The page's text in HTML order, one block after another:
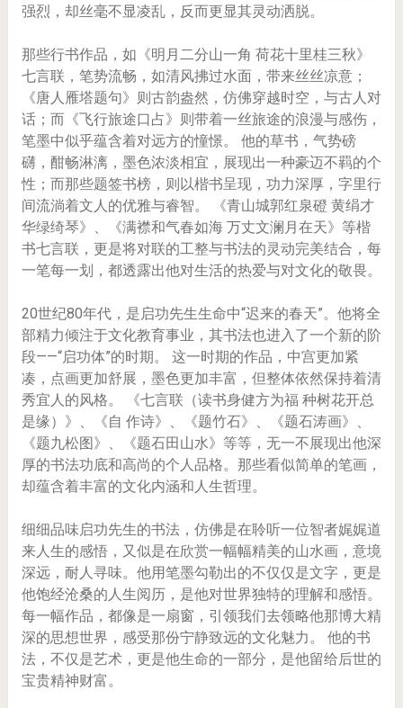
强烈，却丝毫不显凌乱，反而更显其灵动洒脱。
那些行书作品，如《明月二分山一角 荷花十里桂三秋》
七言联，笔势流畅，如清风拂过水面，带来丝丝凉意；
《唐人雁塔题句》则古韵盎然，仿佛穿越时空，与古人对
话；而《飞行旅途口占》则带着一丝旅途的浪漫与感伤，
笔墨中似乎蕴含着对远方的憧憬。 他的草书，气势磅
礴，酣畅淋漓，墨色浓淡相宜，展现出一种豪迈不羁的个
性；而那些题签书榜，则以楷书呈现，功力深厚，字里行
间流淌着文人的优雅与睿智。 《青山城郭红泉磴 黄绢才
华绿绮琴》、《满襟和气春如海 万丈文澜月在天》等楷
书七言联，更是将对联的工整与书法的灵动完美结合，每
一笔每一划，都透露出他对生活的热爱与对文化的敬畏。
20世纪80年代，是启功先生生命中“迟来的春天”。他将全
部精力倾注于文化教育事业，其书法也进入了一个新的阶
段——“启功体”的时期。 这一时期的作品，中宫更加紧
凑，点画更加舒展，墨色更加丰富，但整体依然保持着清
秀宜人的风格。 《七言联（读书身健方为福 种树花开总
是缘）》、《自 作诗》、《题竹石》、《题石涛画》、
《题九松图》、《题石田山水》等等，无一不展现出他深
厚的书法功底和高尚的个人品格。那些看似简单的笔画，
却蕴含着丰富的文化内涵和人生哲理。
细细品味启功先生的书法，仿佛是在聆听一位智者娓娓道
来人生的感悟，又似是在欣赏一幅幅精美的山水画，意境
深远，耐人寻味。他用笔墨勾勒出的不仅仅是文字，更是
他饱经沧桑的人生阅历，是他对世界独特的理解和感悟。
每一幅作品，都像是一扇窗，引领我们去领略他那博大精
深的思想世界，感受那份宁静致远的文化魅力。 他的书
法，不仅是艺术，更是他生命的一部分，是他留给后世的
宝贵精神财富。